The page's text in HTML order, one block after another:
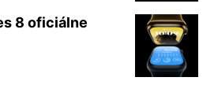
8 oficiálne